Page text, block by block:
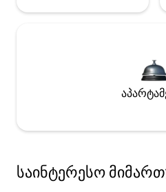
საინტერესო